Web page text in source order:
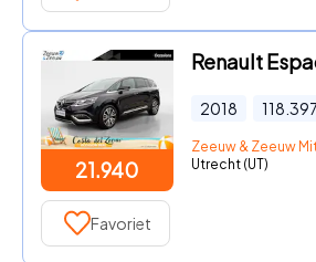
21.940
2018 118.397
Zeeuw & Zeeuw
Utrecht (UT)
Favoriet